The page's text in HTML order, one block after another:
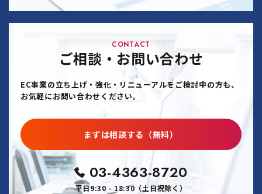
CONTACT
ご相談・お問い合わせ
EC事業の立ち上げ・強化・リニューアルをご検討中の方も、
お気軽にお問い合わせください。
まずは相談する（無料）
03-4363-8720
平日9:30 - 18:30（土日祝除く）